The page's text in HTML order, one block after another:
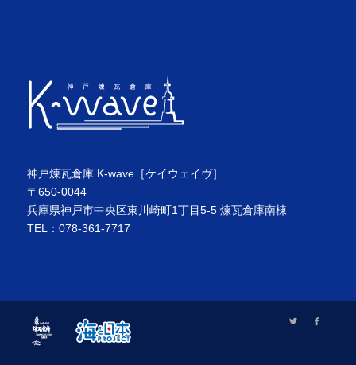
神戸煉瓦倉庫 K-wave［ケイウェイヴ］
〒650-0044
兵庫県神戸市中央区東川崎町1丁目5-5 煉瓦倉庫南棟
TEL：078-361-7717